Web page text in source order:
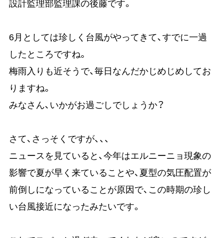
6月としては珍しく台風がやってきて、すでに一過
したところですね。
梅雨入りも近そうで、毎日なんだかじめじめしてお
りますね。
みなさん、いかがお過ごしでしょうか？
さて、さっそくですが、、、
ニュースを見ていると、今年はエルニーニョ現象の
影響で夏が早く来ていることや、夏型の気圧配置が
前倒しになっていることが原因で、この時期の珍し
い台風接近になったみたいです。